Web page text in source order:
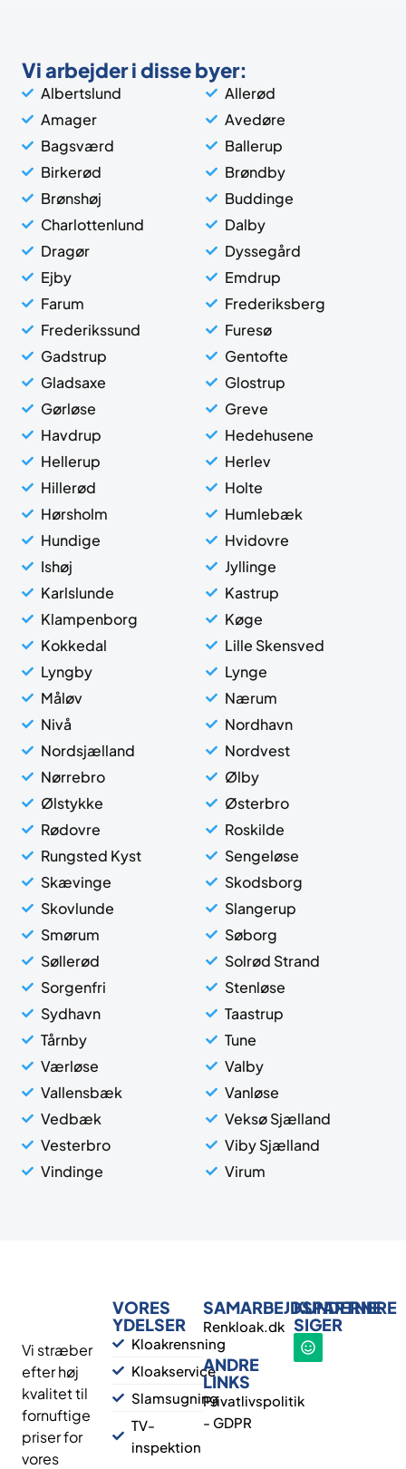
Vi arbejder i disse byer:
Albertslund
Allerød
Amager
Avedøre
Bagsværd
Ballerup
Birkerød
Brøndby
Brønshøj
Buddinge
Charlottenlund
Dalby
Dragør
Dyssegård
Ejby
Emdrup
Farum
Frederiksberg
Frederikssund
Furesø
Gadstrup
Gentofte
Gladsaxe
Glostrup
Gørløse
Greve
Havdrup
Hedehusene
Hellerup
Herlev
Hillerød
Holte
Hørsholm
Humlebæk
Hundige
Hvidovre
Ishøj
Jyllinge
Karlslunde
Kastrup
Klampenborg
Køge
Kokkedal
Lille Skensved
Lyngby
Lynge
Måløv
Nærum
Nivå
Nordhavn
Nordsjælland
Nordvest
Nørrebro
Ølby
Ølstykke
Østerbro
Rødovre
Roskilde
Rungsted Kyst
Sengeløse
Skævinge
Skodsborg
Skovlunde
Slangerup
Smørum
Søborg
Søllerød
Solrød Strand
Sorgenfri
Stenløse
Sydhavn
Taastrup
Tårnby
Tune
Værløse
Valby
Vallensbæk
Vanløse
Vedbæk
Veksø Sjælland
Vesterbro
Viby Sjælland
Vindinge
Virum
Vi stræber
efter høj
kvalitet til
fornuftige
priser for
vores
VORES
YDELSER
Kloakrensning
Kloakservice
Slamsugning
TV-
inspektion
SAMARBEJDSPARTNERE
Renkloak.dk
ANDRE
LINKS
Privatlivspolitik
- GDPR
KUNDERNE
SIGER